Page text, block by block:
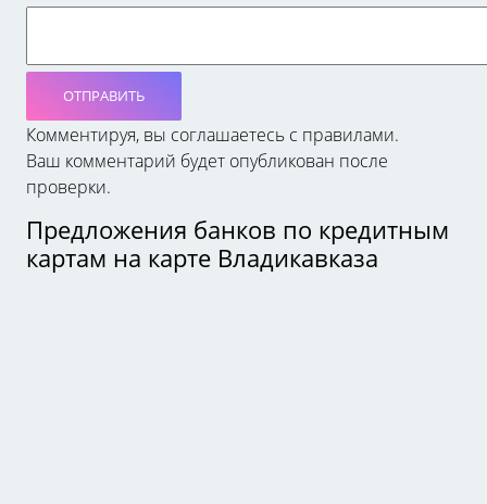
ОТПРАВИТЬ
Комментируя, вы соглашаетесь c правилами.
Ваш комментарий будет опубликован после
проверки.
Предложения банков по кредитным
картам на карте Владикавказа